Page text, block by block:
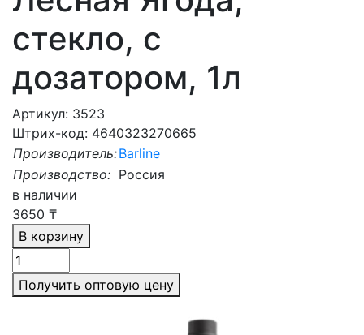
стекло, с
дозатором, 1л
Артикул: 3523
Штрих-код: 4640323270665
Производитель:Barline
Производство: Россия
в наличии
3650 ₸
В корзину
Получить оптовую цену